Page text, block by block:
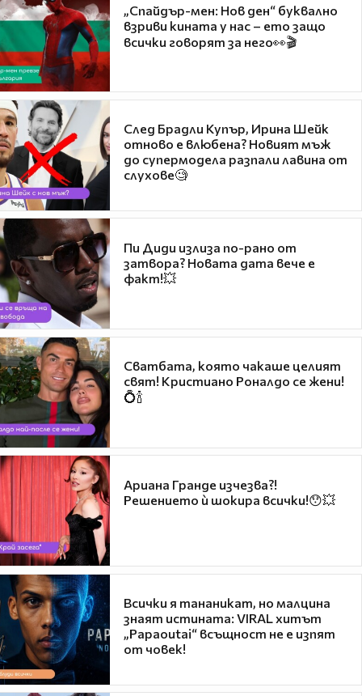
„Спайдър-мен: Нов ден“ буквално
взриви кината у нас – ето защо
всички говорят за него👀🎬
След Брадли Купър, Ирина Шейк
отново е влюбена? Новият мъж
до супермодела разпали лавина от
слухове🧐
Пи Диди излиза по-рано от
затвора? Новата дата вече е
факт!💥
Сватбата, която чакаше целият
свят! Кристиано Роналдо се жени!
💍🍾
Ариана Гранде изчезва?!
Решението ѝ шокира всички!😯💥
Всички я тананикат, но малцина
знаят истината: VIRAL хитът
„Papaoutai“ всъщност не е изпят
от човек!